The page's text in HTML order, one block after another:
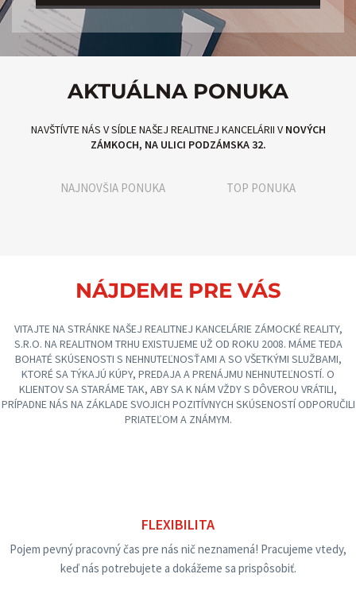
AKTUÁLNA PONUKA
NAVŠTÍVTE NÁS V SÍDLE NAŠEJ REALITNEJ KANCELÁRII V NOVÝCH
ZÁMKOCH, NA ULICI PODZÁMSKA 32.
NAJNOVŠIA PONUKA TOP PONUKA
NÁJDEME PRE VÁS
VITAJTE NA STRÁNKE NAŠEJ REALITNEJ KANCELÁRIE ZÁMOCKÉ REALITY,
S.R.O. NA REALITNOM TRHU EXISTUJEME UŽ OD ROKU 2008. MÁME TEDA
BOHATÉ SKÚSENOSTI S NEHNUTEĽNOSŤAMI A SO VŠETKÝMI SLUŽBAMI,
KTORÉ SA TÝKAJÚ KÚPY, PREDAJA A PRENÁJMU NEHNUTEĽNOSTÍ. O
KLIENTOV SA STARÁME TAK, ABY SA K NÁM VŽDY S DÔVEROU VRÁTILI,
PRÍPADNE NÁS NA ZÁKLADE SVOJICH POZITÍVNYCH SKÚSENOSTÍ ODPORUČILI
PRIATEĽOM A ZNÁMYM.
FLEXIBILITA
Pojem pevný pracovný čas pre nás nič neznamená! Pracujeme vtedy,
keď nás potrebujete a dokážeme sa prispôsobiť.